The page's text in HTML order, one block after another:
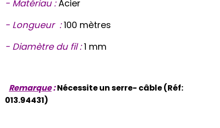
- Matériau :Acier
- Longueur :100 mètres
- Diamètre du fil :1 mm
Remarque:Nécessite un serre- câble (Réf:
013.94431)